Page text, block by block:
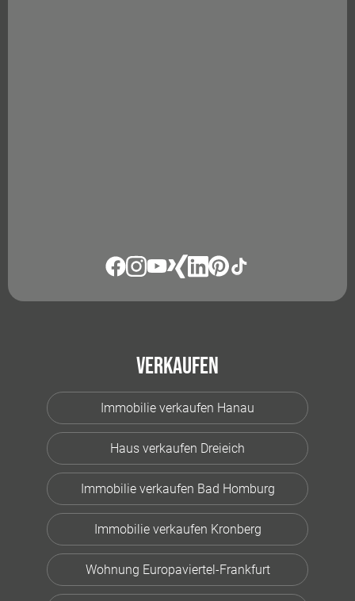
Verkaufen
Immobilie verkaufen Hanau
Haus verkaufen Dreieich
Immobilie verkaufen Bad Homburg
Immobilie verkaufen Kronberg
Wohnung Europaviertel-Frankfurt